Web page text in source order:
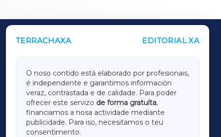
TERRACHAXA EDITORIAL XA
O noso contido está elaborado por profesionais,
é independente e garantimos información
veraz, contrastada e de calidade. Para poder
ofrecer este servizo de forma gratuíta,
financiamos a nosa actividade mediante
publicidade. Para iso, necesitamos o teu
consentimento.
OUTROS PERIÓDICOS
LUGOXA
TERRACHAXA